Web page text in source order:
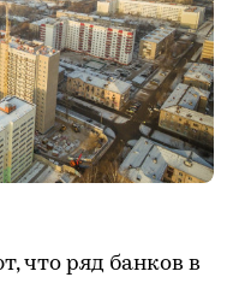
что ряд банков в